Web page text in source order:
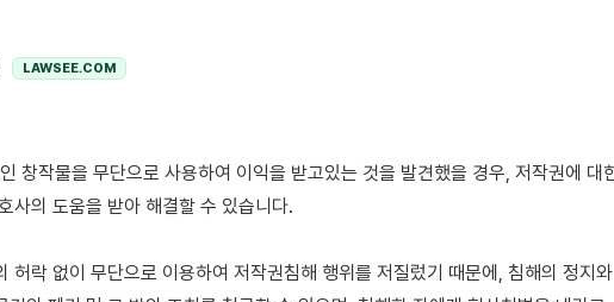
LAWSEE.COM
사의 도움을 받아 해결할 수 있습니다.
허락 없이 무단으로 이용하여 저작권침해 행위를 저질렀기 때문에, 침해의 정지와